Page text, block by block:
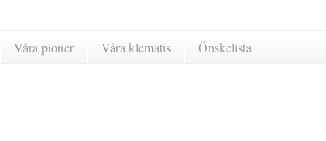
Våra pioner Våra klematis Önskelista